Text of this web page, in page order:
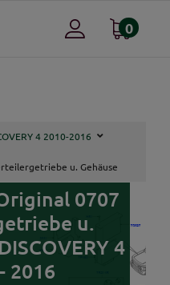
0
4 2010-2016
u. Gehäuse
0707
u.
4
2016